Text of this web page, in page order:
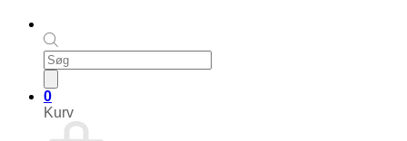
Products
search
0
Kurv